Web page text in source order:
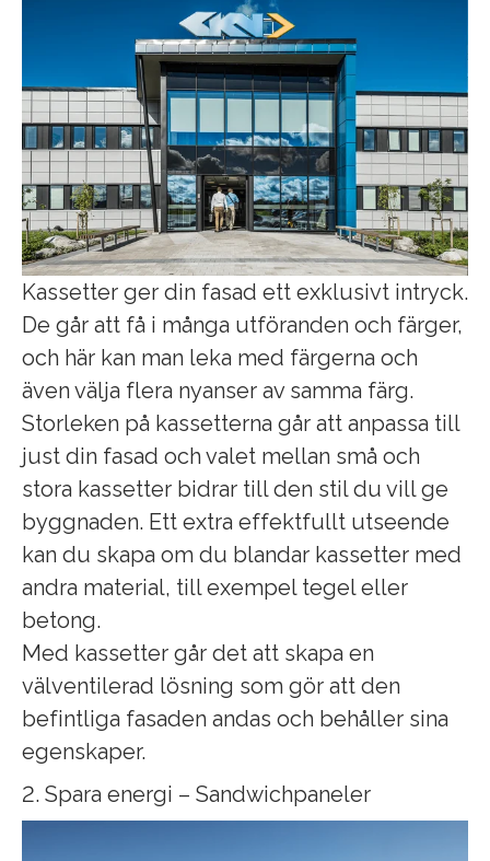
Kassetter ger din fasad ett exklusivt intryck.
De går att få i många utföranden och färger,
och här kan man leka med färgerna och
även välja flera nyanser av samma färg.
Storleken på kassetterna går att anpassa till
just din fasad och valet mellan små och
stora kassetter bidrar till den stil du vill ge
byggnaden. Ett extra effektfullt utseende
kan du skapa om du blandar kassetter med
andra material, till exempel tegel eller
betong.
Med kassetter går det att skapa en
välventilerad lösning som gör att den
befintliga fasaden andas och behåller sina
egenskaper.
2. Spara energi – Sandwichpaneler